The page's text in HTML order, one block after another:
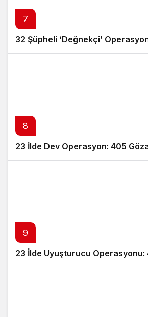
7
32 Şüpheli ‘Değnekçi’
8
23 İlde Dev Operasyon: 405
9
23 İlde Uyuşturucu Operasyonu: